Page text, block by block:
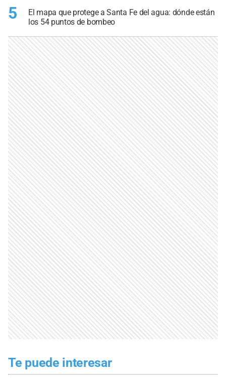
5
El mapa que protege a Santa Fe del agua: dónde están
los 54 puntos de bombeo
Te puede interesar